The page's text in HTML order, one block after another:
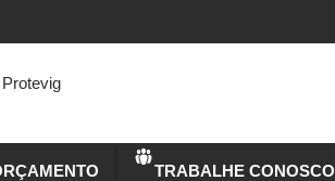
TRABALHE CONOSCO